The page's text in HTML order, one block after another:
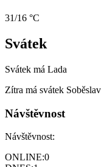
31/16 °C
Svátek
Svátek má Lada
Zítra má svátek Soběslav
Návštěvnost
Návštěvnost:
ONLINE:0